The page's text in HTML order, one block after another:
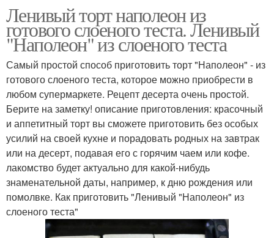
Ленивый торт наполеон из
готового слоеного теста. Ленивый
"Наполеон" из слоеного теста
Самый простой способ приготовить торт "Наполеон" - из
готового слоеного теста, которое можно приобрести в
любом супермаркете. Рецепт десерта очень простой.
Берите на заметку! описание приготовления: красочный
и аппетитный торт вы сможете приготовить без особых
усилий на своей кухне и порадовать родных на завтрак
или на десерт, подавая его с горячим чаем или кофе.
лакомство будет актуально для какой-нибудь
знаменательной даты, например, к дню рождения или
помолвке. Как приготовить "Ленивый "Наполеон" из
слоеного теста"